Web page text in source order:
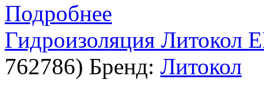
Подробнее
Гидроизоляция Литокол
762786) Бренд: Литокол